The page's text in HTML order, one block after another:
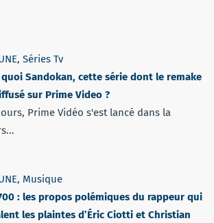
, Séries Tv
quoi Sandokan, cette série dont le remake
sur Prime Video ?
Prime Vidéo s'est lancé dans la
, Musique
: les propos polémiques du rappeur qui
les plaintes d’Éric Ciotti et Christian